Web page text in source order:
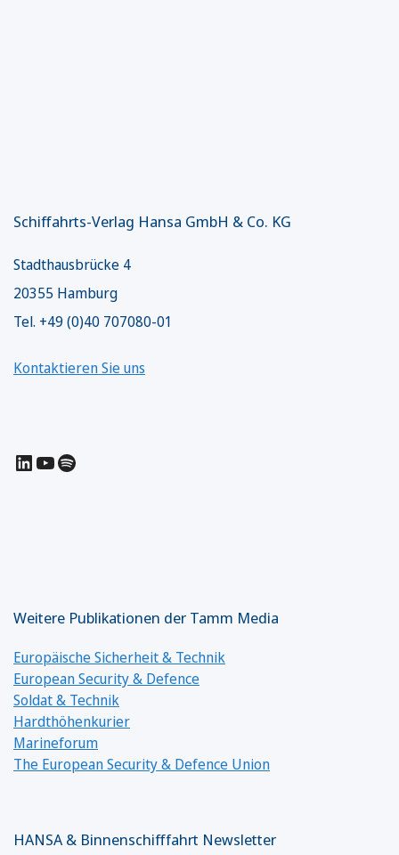
Schiffahrts-Verlag Hansa GmbH & Co. KG
Stadthausbrücke 4
20355 Hamburg
Tel. +49 (0)40 707080-01
Kontaktieren Sie uns
LinkedIn
YouTube
Spotify
Weitere Publikationen der Tamm Media
Europäische Sicherheit & Technik
European Security & Defence
Soldat & Technik
Hardthöhenkurier
Marineforum
The European Security & Defence Union
HANSA & Binnenschifffahrt Newsletter